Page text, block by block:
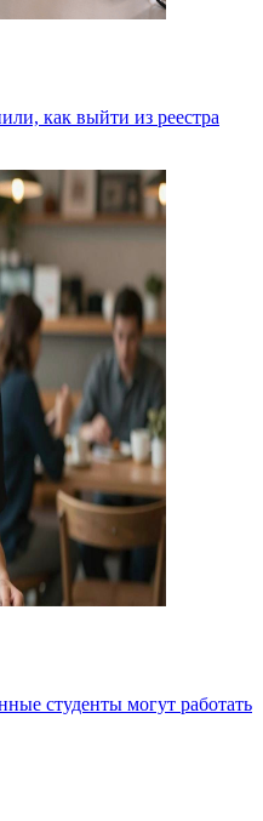
как выйти из реестра
студенты могут работать